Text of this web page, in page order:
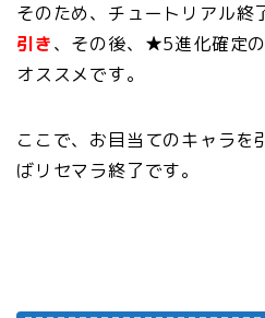
そのため、チュートリアル終
引き、その後、★5進化確定
オススメです。
ここで、お目当てのキャラを
ばリセマラ終了です。